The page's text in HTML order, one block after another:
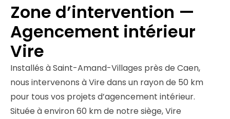
Zone d’intervention —
Agencement intérieur
Vire
Installés à Saint-Amand-Villages près de Caen,
nous intervenons à Vire dans un rayon de 50 km
pour tous vos projets d’agencement intérieur.
Située à environ 60 km de notre siège, Vire